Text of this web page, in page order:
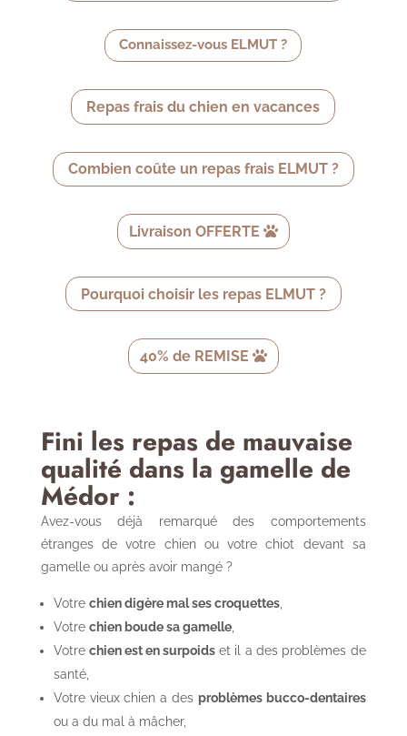
Connaissez-vous ELMUT ?
Repas frais du chien en vacances
Combien coûte un repas frais ELMUT ?
Livraison OFFERTE
Pourquoi choisir les repas ELMUT ?
40% de REMISE
Fini les repas de mauvaise
qualité dans la gamelle de
Médor :
Avez-vous déjà remarqué des comportements
étranges de votre chien ou votre chiot devant sa
gamelle ou après avoir mangé ?
Votre chien digère mal ses croquettes,
Votre chien boude sa gamelle,
Votre chien est en surpoidset il a des problèmes de
santé,
Votre vieux chien a des problèmes bucco-dentaires
ou a du mal à mâcher,